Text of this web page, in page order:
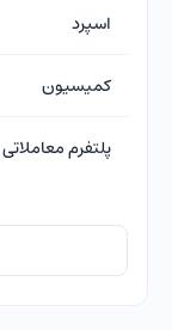
اسپرد
کمیسیون
پلتفرم معاملاتی
استاپ اوت